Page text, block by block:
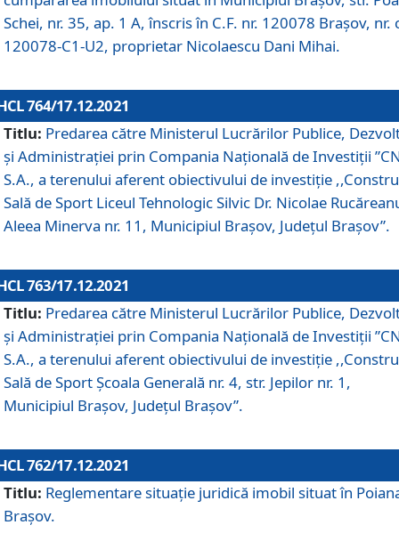
Schei, nr. 35, ap. 1 A, înscris în C.F. nr. 120078 Brașov, nr.
120078-C1-U2, proprietar Nicolaescu Dani Mihai.
764/17.12.2021
Titlu: Predarea către Ministerul Lucrărilor Publice,
și Administrației prin Compania Naţională de Investiţii
S.A., a terenului aferent obiectivului de investiţie
Sală de Sport Liceul Tehnologic Silvic Dr. Nicolae
Aleea Minerva nr. 11, Municipiul Brașov, Județul Brașov”.
763/17.12.2021
Titlu: Predarea către Ministerul Lucrărilor Publice,
și Administrației prin Compania Naţională de Investiţii
S.A., a terenului aferent obiectivului de investiție
Sală de Sport Școala Generală nr. 4, str. Jepilor nr. 1,
Municipiul Brașov, Județul Brașov”.
762/17.12.2021
Titlu: Reglementare situație juridică imobil situat în
Brașov.